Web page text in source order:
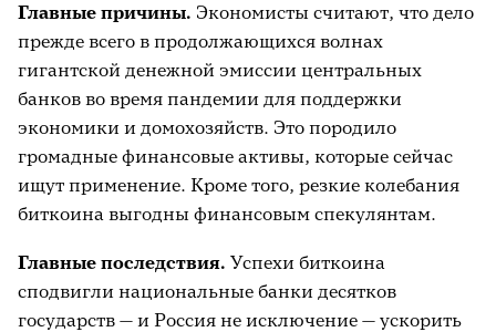
Главные причины. Экономисты считают, что дело
прежде всего в продолжающихся волнах
гигантской денежной эмиссии центральных
банков во время пандемии для поддержки
экономики и домохозяйств. Это породило
громадные финансовые активы, которые сейчас
ищут применение. Кроме того, резкие колебания
биткоина выгодны финансовым спекулянтам.
Главные последствия. Успехи биткоина
сподвигли национальные банки десятков
государств — и Россия не исключение — ускорить